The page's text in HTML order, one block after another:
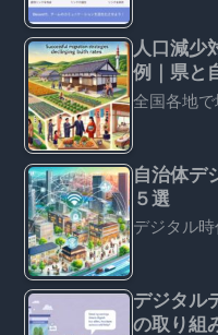
人口減少
例｜県と
全国各地
自治体デ
５選
デジタル
デジタル
の取り組